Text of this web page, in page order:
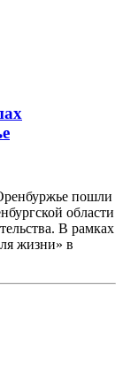
пошли
области
В рамках
жизни» в